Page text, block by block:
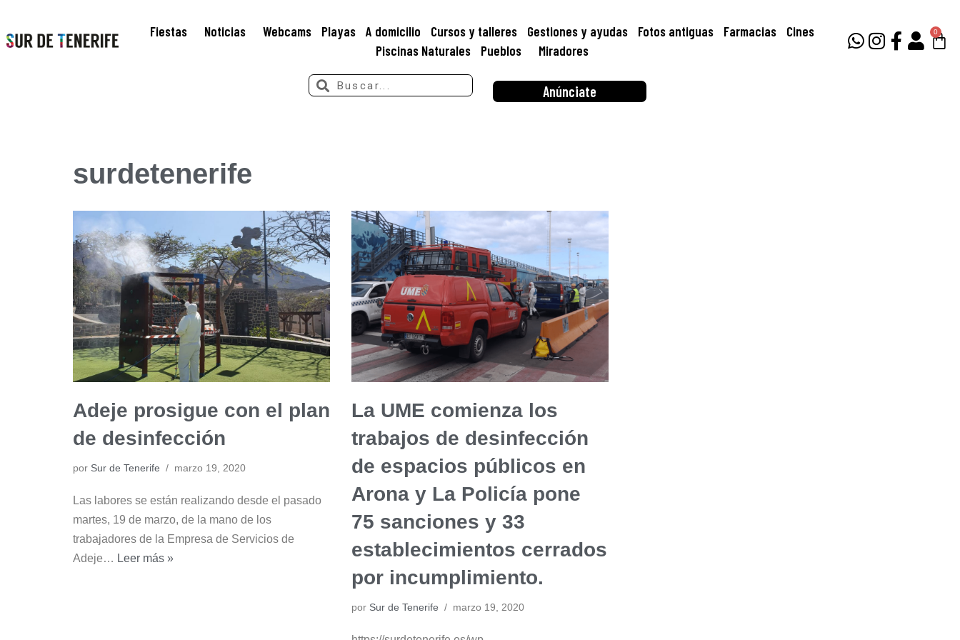
Fiestas Noticias Webcams Playas A domicilio Cursos y talleres Gestiones y ayudas Fotos antiguas Farmacias
Cines
Piscinas Naturales
Pueblos Miradores
0
Anúnciate
surdetenerife
Adeje prosigue con el plan
de desinfección
por Sur de Tenerife marzo 19, 2020
Las labores se están realizando desde el pasado
martes, 19 de marzo, de la mano de los
trabajadores de la Empresa de Servicios de
Adeje… Leer más »
La UME comienza los
trabajos de desinfección
de espacios públicos en
Arona y La Policía pone
75 sanciones y 33
establecimientos cerrados
por incumplimiento.
por Sur de Tenerife marzo 19, 2020